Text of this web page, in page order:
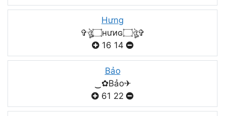
Hưng
✞ঔৣ۝нưиɢ۝ঔৣ✞
16 14
Bảo
‿✿Bảo✈
61 22